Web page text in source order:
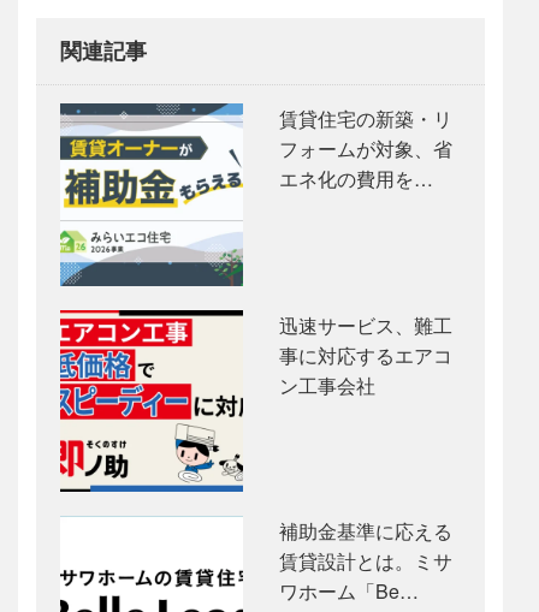
関連記事
賃貸住宅の新築・リ
フォームが対象、省
エネ化の費用を…
迅速サービス、難工
事に対応するエアコ
ン工事会社
補助金基準に応える
賃貸設計とは。ミサ
ワホーム「Be…